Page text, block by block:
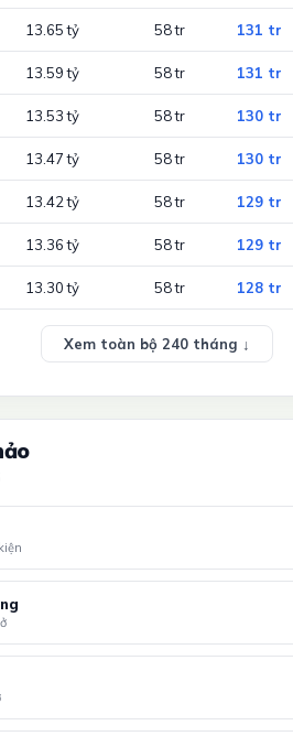
13.65 tỷ 58 tr 131 tr
13.59 tỷ 58 tr 131 tr
13.53 tỷ 58 tr 130 tr
13.47 tỷ 58 tr 130 tr
13.42 tỷ 58 tr 129 tr
13.36 tỷ 58 tr 129 tr
13.30 tỷ 58 tr 128 tr
Xem toàn bộ 240 tháng ↓